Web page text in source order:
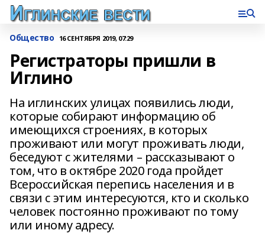
Общество 16 СЕНТЯБРЯ 2019, 07:29
Регистраторы пришли в
Иглино
На иглинских улицах появились люди,
которые собирают информацию об
имеющихся строениях, в которых
проживают или могут проживать люди,
беседуют с жителями – рассказывают о
том, что в октябре 2020 года пройдет
Всероссийская перепись населения и в
связи с этим интересуются, кто и сколько
человек постоянно проживают по тому
или иному адресу.